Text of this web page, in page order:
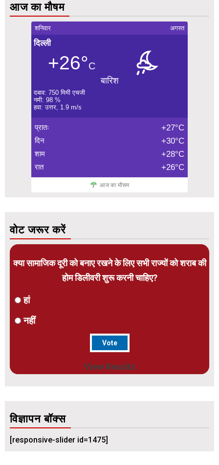
आज का मौषम
शनिवार अगस्त
दिल्ली
+26°C
बारिश
दबाव: 750 मिमी एचजी
नमी: 98 %
हवा: उत्तर, 1.9 m/s
प्रातः +27°C
दिन +30°C
शाम +28°C
रात +26°C
आज का मौसम
वोट जरूर करें
क्या सामाजिक दूरी को बनाए रखने के लिए सभी राज्यों को शराब की
होम डिलीवरी शुरू करनी चाहिए?
हां
नहीं
View Results
विज्ञापन बॉक्स
[responsive-slider id=1475]